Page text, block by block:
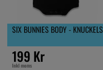
SIX BUNNIES BODY - KNUCKELS
199 Kr
Inkl moms